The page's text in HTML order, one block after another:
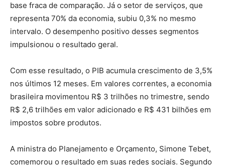
base fraca de comparação. Já o setor de serviços, que
representa 70% da economia, subiu 0,3% no mesmo
intervalo. O desempenho positivo desses segmentos
impulsionou o resultado geral.
Com esse resultado, o PIB acumula crescimento de 3,5%
nos últimos 12 meses. Em valores correntes, a economia
brasileira movimentou R$ 3 trilhões no trimestre, sendo
R$ 2,6 trilhões em valor adicionado e R$ 431 bilhões em
impostos sobre produtos.
A ministra do Planejamento e Orçamento, Simone Tebet,
comemorou o resultado em suas redes sociais. Segundo